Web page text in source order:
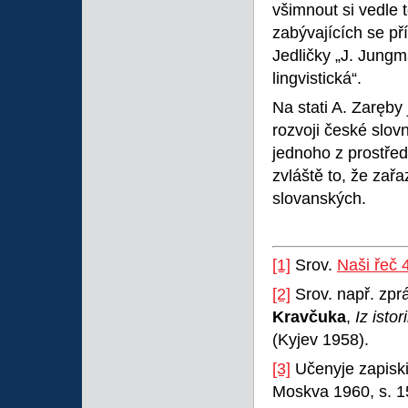
všimnout si vedle
zabývajících se
Jedličky „J.
lingvistická“.
Na stati A.
rozvoji české
jednoho z
zvláště to, že
slovanských.
[1] Srov. Naši řeč
[2] Srov. např.
Kravčuka, Iz
(Kyjev 1958).
[3] Učenyje
Moskva 1960, s.